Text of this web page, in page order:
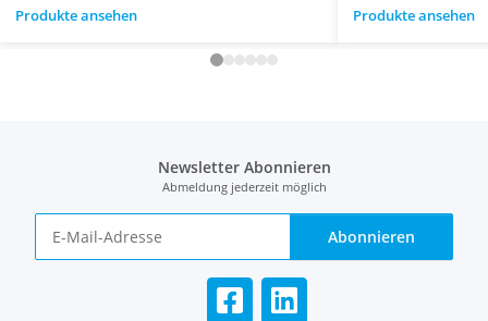
Produkte ansehen Produkte ansehen
Newsletter Abonnieren
Abmeldung jederzeit möglich
Abonnieren